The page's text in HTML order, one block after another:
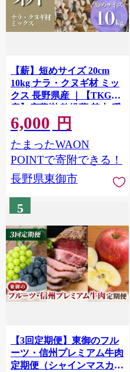
【薪】短めサイズ 20cm
10kg ナラ・クヌギ材 ミッ
クス 長野県産 ｜【TKG麓
庵】広葉樹 乾燥薪 焚火 暖
炉 燃料 木材 火起こし 薪割
り 薪ストーブ 焚火 たき火
暖炉 キャンプ アウトドア
6,000 円
たまったWAON
POINTで寄附できる！
長野県東御市
5
【3回定期便】東御のフル
ーツ・信州プレミアム牛肉
定期便（シャインマスカッ